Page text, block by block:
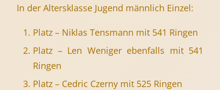
In der Altersklasse Jugend männlich Einzel:
Platz – Niklas Tensmann mit 541 Ringen
Platz – Len Weniger ebenfalls mit 541
Ringen
Platz – Cedric Czerny mit 525 Ringen